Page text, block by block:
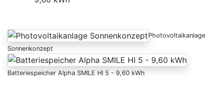
Photovoltaikanlage
Sonnenkonzept
Batteriespeicher Alpha SMILE HI 5 - 9,60 kWh